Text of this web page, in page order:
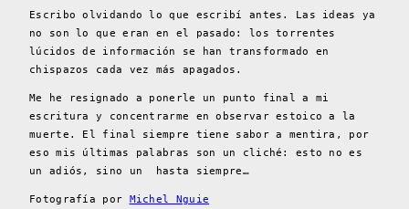
Escribo olvidando lo que escribí antes. Las ideas ya
no son lo que eran en el pasado: los torrentes
lúcidos de información se han transformado en
chispazos cada vez más apagados.
Me he resignado a ponerle un punto final a mi
escritura y concentrarme en observar estoico a la
muerte. El final siempre tiene sabor a mentira, por
eso mis últimas palabras son un cliché: esto no es
un adiós, sino un hasta siempre…
Fotografía por Michel Nguie